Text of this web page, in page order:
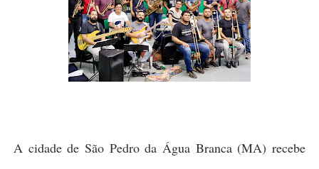
A cidade de São Pedro da Água Branca (MA) recebe